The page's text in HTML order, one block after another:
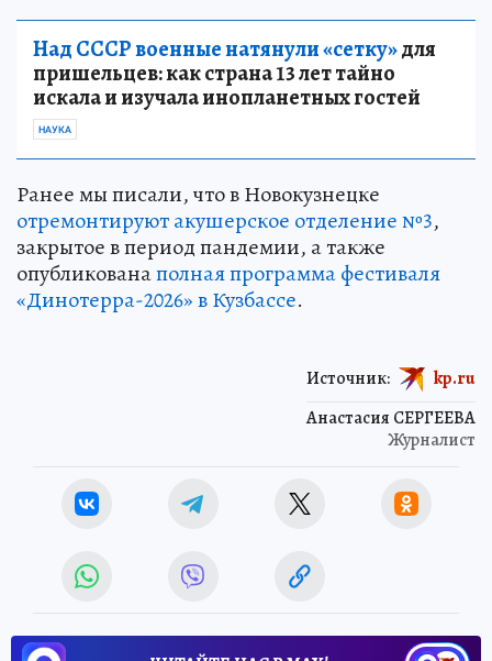
Над СССР военные натянули «сетку»для
пришельцев: как страна 13 лет тайно
искала и изучала инопланетных гостей
НАУКА
Ранее мы писали, что в Новокузнецке
отремонтируют акушерское отделение №3,
закрытое в период пандемии, а также
опубликованаполная программа фестиваля
«Динотерра-2026» в Кузбассе.
Анастасия СЕРГЕЕВА
Журналист
Источник: kp.ru